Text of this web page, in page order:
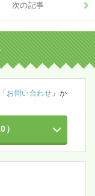
次の記事
お問い合わせ 」か
）